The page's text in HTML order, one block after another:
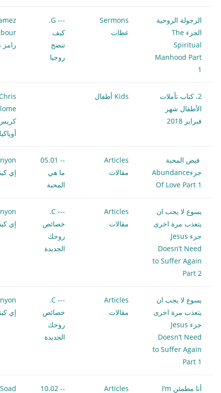
الرجولة الروحية
الجزء The
Spiritual
Manhood Part
1
Sermons
عظات
--- G.
كيف
تنضج
روحيا
رامز
2. كتاب تأملات
الأطفال شهر
فبراير 2018
Kids أطفال
فيض المحبة
جزءAbundance
Of Love Part 1
Articles
مقالات
-- 05.01
ما هي
المحبة
إي
يسوع لا يجب ان
يتعذب مرة اخرى
جزء Jesus
Doesn’t Need
to Suffer Again
Part 2
Articles
مقالات
--- C.
خصائص
روحك
الجديدة
إي
يسوع لا يجب ان
يتعذب مرة اخرى
جزء Jesus
Doesn’t Need
to Suffer Again
Part 1
Articles
مقالات
--- C.
خصائص
روحك
الجديدة
إي
أنا مطمئن I’m Articles
-- 10.02
Soad